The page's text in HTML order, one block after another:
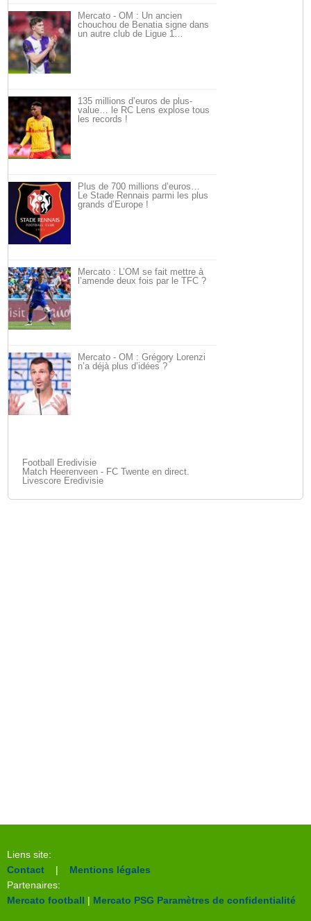
Mercato - OM : Un ancien
chouchou de Benatia signe dans
un autre club de Ligue 1…
135 millions d’euros de plus-
value… le RC Lens explose tous
les records !
Plus de 700 millions d’euros…
Le Stade Rennais parmi les plus
grands d’Europe !
Mercato : L’OM se fait mettre à
l’amende deux fois par le TFC ?
Mercato - OM : Grégory Lorenzi
n’a déjà plus d’idées ?
Football Eredivisie
Match Heerenveen - FC Twente en direct.
Livescore Eredivisie
Liens site:
Contact | Mentions légales
Partenaires:
Mercato football | Mercato PSG Paramètres de confidentialité